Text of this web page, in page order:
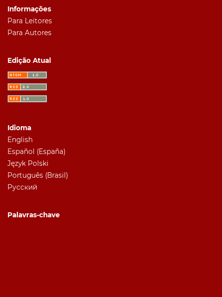
Informações
Para Leitores
Para Autores
Edição Atual
Idioma
English
Español (España)
Język Polski
Português (Brasil)
Русский
Palavras-chave